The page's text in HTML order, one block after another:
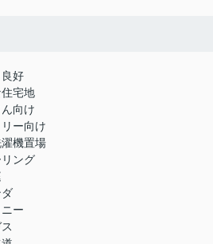
好
宅地
向け
ー向け
機置場
ング
ー